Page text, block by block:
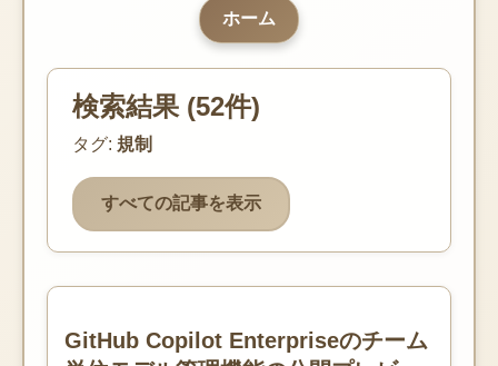
ホーム
検索結果 (52件)
タグ: 規制
すべての記事を表示
GitHub Copilot Enterpriseのチーム